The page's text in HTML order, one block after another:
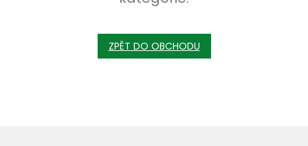
ZPĚT DO OBCHODU